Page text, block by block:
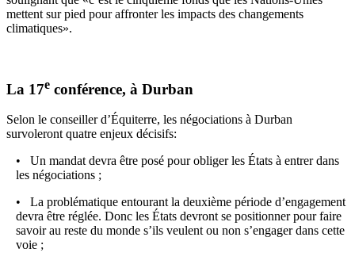
mettent sur pied pour affronter les impacts des changements
climatiques».
La 17e conférence, à Durban
Selon le conseiller d’Équiterre, les négociations à Durban
survoleront quatre enjeux décisifs:
• Un mandat devra être posé pour obliger les États à entrer dans
les négociations ;
• La problématique entourant la deuxième période d’engagement
devra être réglée. Donc les États devront se positionner pour faire
savoir au reste du monde s’ils veulent ou non s’engager dans cette
voie ;